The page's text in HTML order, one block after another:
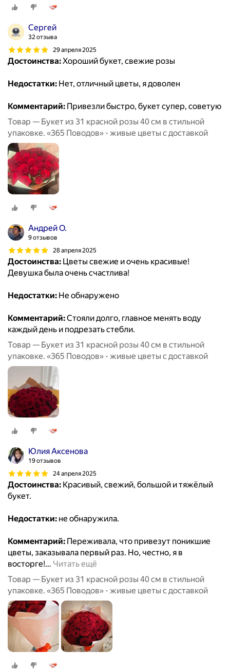
Сергей
32 отзыва
29 апреля 2025
Достоинства:Хороший букет, свежие розы
Недостатки: Нет, отличный цветы, я доволен
Комментарий: Привезли быстро, букет супер, советую
Товар — Букет из 31 красной розы 40 см в стильной
упаковке. «365 Поводов» - живые цветы с доставкой
Андрей О.
9 отзывов
28 апреля 2025
Достоинства: Цветы свежие и очень красивые!
Девушка была очень счастлива!
Недостатки: Не обнаружено
Комментарий:Стояли долго, главное менять воду
каждый день и подрезать стебли.
Товар — Букет из 31 красной розы 40 см в стильной
упаковке. «365 Поводов» - живые цветы с доставкой
Юлия Аксенова
19 отзывов
24 апреля 2025
Достоинства: Красивый, свежий, большой и тяжёлый
букет.
Недостатки: не обнаружила.
Комментарий: Переживала, что привезут поникшие
цветы, заказывала первый раз. Но, честно, я в
восторге!… Читать ещё
Товар — Букет из 31 красной розы 40 см в стильной
упаковке. «365 Поводов» - живые цветы с доставкой